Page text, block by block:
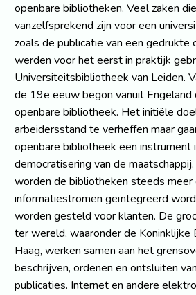
openbare bibliotheken. Veel zaken
vanzelfsprekend zijn voor een
zoals de publicatie van een gedrukte
werden voor het eerst in praktijk
Universiteitsbibliotheek van Leiden.
de 19e eeuw begon vanuit
openbare bibliotheek. Het initiële
arbeidersstand te verheffen maar
openbare bibliotheek een instrument
democratisering van de
worden de bibliotheken steeds meer
informatiestromen geïntegreerd
worden gesteld voor klanten. De
ter wereld, waaronder de Koninklijke
Haag, werken samen aan het
beschrijven, ordenen en ontsluiten
publicaties. Internet en andere